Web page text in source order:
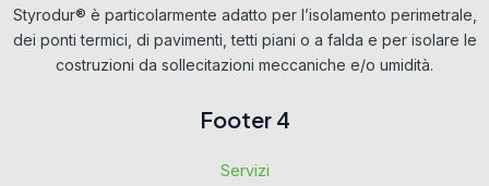
Styrodur® è particolarmente adatto per l’isolamento perimetrale,
dei ponti termici, di pavimenti, tetti piani o a falda e per isolare le
costruzioni da sollecitazioni meccaniche e/o umidità.
Footer 4
Servizi